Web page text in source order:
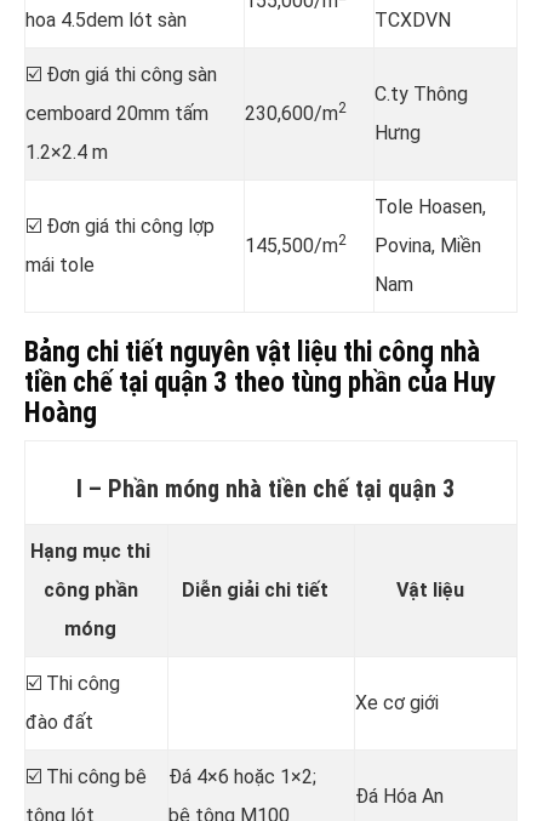
hoa 4.5dem lót sàn
TCXDVN
☑️ Đơn giá thi công sàn
cemboard 20mm tấm
1.2×2.4 m
230,600/m2
C.ty Thông
Hưng
☑️ Đơn giá thi công lợp
mái tole
145,500/m2
Tole Hoasen,
Povina, Miền
Nam
Bảng chi tiết nguyên vật liệu thi công nhà
tiền chế tại quận 3 theo tùng phần của Huy
Hoàng
I – Phần móng nhà tiền chế tại quận 3
Hạng mục thi
công phần
móng
Diễn giải chi tiết Vật liệu
☑️ Thi công
đào đất
Xe cơ giới
☑️ Thi công bê
tông lót
Đá 4×6 hoặc 1×2;
bê tông M100
Đá Hóa An